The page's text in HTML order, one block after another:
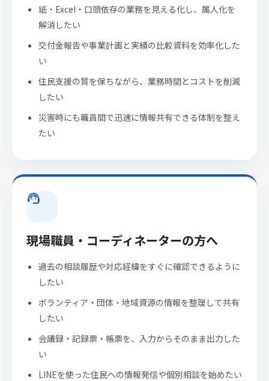
紙・Excel・口頭依存の業務を見える化し、属人化を
解消したい
交付金報告や事業計画と実績の比較資料を効率化した
い
住民支援の質を保ちながら、業務時間とコストを削減
したい
災害時にも職員間で迅速に情報共有できる体制を整え
たい
support_agent
現場職員・コーディネーターの方へ
過去の相談履歴や対応経緯をすぐに確認できるように
したい
ボランティア・団体・地域資源の情報を整理して共有
したい
会議録・記録票・帳票を、入力からそのまま出力した
い
LINEを使った住民への情報発信や個別相談を始めたい